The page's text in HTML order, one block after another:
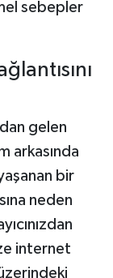
sebepler
gelen
arkasında
bir
neden
internet